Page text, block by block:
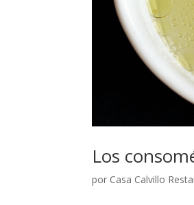
Los
por Casa Calvillo